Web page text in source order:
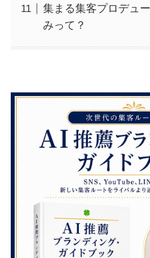
集まる集客プロデュ
みって？